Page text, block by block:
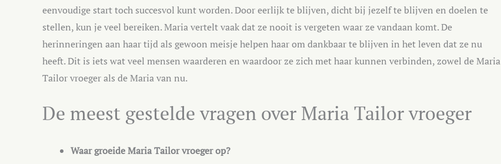
eenvoudige start toch succesvol kunt worden. Door eerlijk te blijven, dicht bij jezelf te blijven en doelen te
stellen, kun je veel bereiken. Maria vertelt vaak dat ze nooit is vergeten waar ze vandaan komt. De
herinneringen aan haar tijd als gewoon meisje helpen haar om dankbaar te blijven in het leven dat ze nu
heeft. Dit is iets wat veel mensen waarderen en waardoor ze zich met haar kunnen verbinden, zowel de Maria
Tailor vroeger als de Maria van nu.
De meest gestelde vragen over Maria Tailor vroeger
Waar groeide Maria Tailor vroeger op?